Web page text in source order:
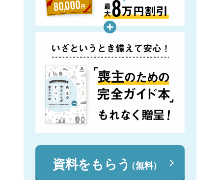
資料をもらう（無料）